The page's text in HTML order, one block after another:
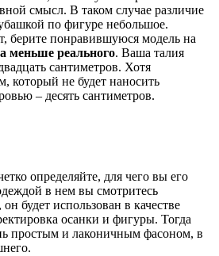
смысл. В таком случае различие
по фигуре небольшое.
берите понравившуюся модель на
меньше реального. Ваша талия
сантиметров. Хотя
который не будет наносить
– десять сантиметров.
определяйте, для чего вы его
в нем вы смотритесь
будет использован в качестве
осанки и фигуры. Тогда
простым и лаконичным фасоном, в